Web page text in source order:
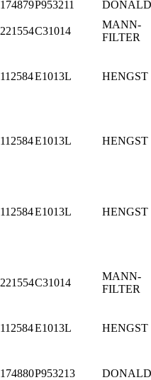
174879P953211
221554C31014
MANN-
FILTER
112584E1013L HENGST
112584E1013L HENGST
112584E1013L HENGST
221554C31014
MANN-
FILTER
112584E1013L HENGST
174880P953213